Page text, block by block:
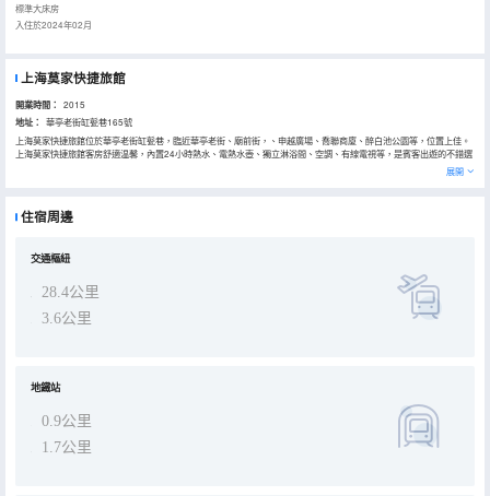
標準大床房
入住於2024年02月
上海莫家快捷旅館
開業時間： 2015
地址：
華亭老街缸甏巷165號
上海莫家快捷旅館位於華亭老街缸甏巷，臨近華亭老街、廟前街，、申越廣場、喬聯商廈、醉白池公園等，位置上佳。
上海莫家快捷旅館客房舒適温馨，內置24小時熱水、電熱水壺、獨立淋浴間、空調、有線電視等，是賓客出遊的不錯選
展開
住宿周邊
交通樞紐
28.4公里
3.6公里
地鐵站
0.9公里
1.7公里